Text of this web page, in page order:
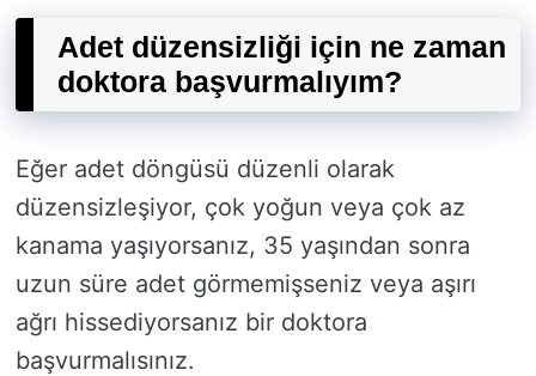
Adet düzensizliği için ne zaman
doktora başvurmalıyım?
Eğer adet döngüsü düzenli olarak
düzensizleşiyor, çok yoğun veya çok az
kanama yaşıyorsanız, 35 yaşından sonra
uzun süre adet görmemişseniz veya aşırı
ağrı hissediyorsanız bir doktora
başvurmalısınız.